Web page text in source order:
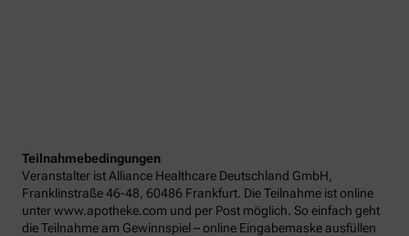
Teilnahmebedingungen
Veranstalter ist Alliance Healthcare Deutschland GmbH,
Franklinstraße 46-48, 60486 Frankfurt. Die Teilnahme ist online
unter www.apotheke.com und per Post möglich. So einfach geht
die Teilnahme am Gewinnspiel – online Eingabemaske ausfüllen